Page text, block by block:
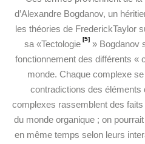
d’Alexandre Bogdanov, un
les théories de FrederickTaylor
sa «Tectologie [5] » Bogdanov
fonctionnement des différents «
monde. Chaque complexe
contradictions des éléments
complexes rassemblent des
du monde organique ; on
en même temps selon leurs